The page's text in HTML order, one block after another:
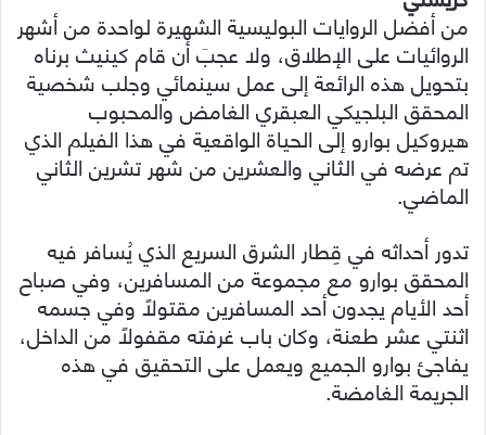
من أفضل الروايات البوليسية الشهيرة لواحدة من أشهر
الروائيات على الإطلاق، ولا عجبَ أن قام كينيث برناه
بتحويل هذه الرائعة إلى عمل سينمائي وجلب شخصية
المحقق البلجيكي العبقري الغامض والمحبوب
هيروكيل بوارو إلى الحياة الواقعية في هذا الفيلم الذي
تم عرضه في الثاني والعشرين من شهر تشرين الثاني
الماضي.
تدور أحداثه في قِطار الشرق السريع الذي يُسافر فيه
المحقق بوارو مع مجموعة من المسافرين، وفي صباح
أحد الأيام يجدون أحد المسافرين مقتولاً وفي جسمه
اثنتي عشر طعنة، وكان باب غرفته مقفولاً من الداخل،
يفاجئ بوارو الجميع ويعمل على التحقيق في هذه
الجريمة الغامضة.